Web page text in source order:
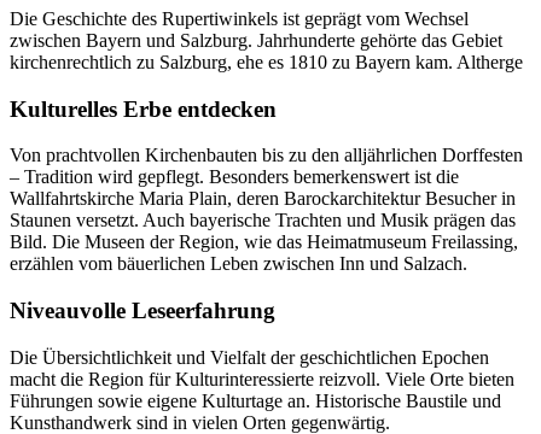
Die Geschichte des Rupertiwinkels ist geprägt vom Wechsel
zwischen Bayern und Salzburg. Jahrhunderte gehörte das Gebiet
kirchenrechtlich zu Salzburg, ehe es 1810 zu Bayern kam. Altherge
Kulturelles Erbe entdecken
Von prachtvollen Kirchenbauten bis zu den alljährlichen Dorffesten
– Tradition wird gepflegt. Besonders bemerkenswert ist die
Wallfahrtskirche Maria Plain, deren Barockarchitektur Besucher in
Staunen versetzt. Auch bayerische Trachten und Musik prägen das
Bild. Die Museen der Region, wie das Heimatmuseum Freilassing,
erzählen vom bäuerlichen Leben zwischen Inn und Salzach.
Niveauvolle Leseerfahrung
Die Übersichtlichkeit und Vielfalt der geschichtlichen Epochen
macht die Region für Kulturinteressierte reizvoll. Viele Orte bieten
Führungen sowie eigene Kulturtage an. Historische Baustile und
Kunsthandwerk sind in vielen Orten gegenwärtig.